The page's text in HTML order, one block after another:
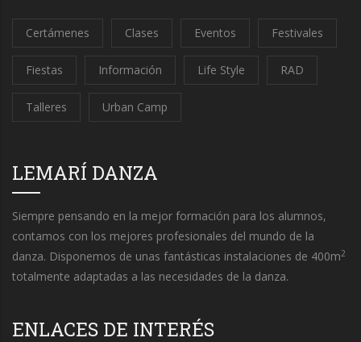
Certámenes Clases Eventos Festivales
Fiestas Información Life Style RAD
Talleres Urban Camp
LEMARÍ DANZA
Siempre pensando en la mejor formación para los alumnos,
contamos con los mejores profesionales del mundo de la
danza. Disponemos de unas fantásticas instalaciones de 400m2
totalmente adaptadas a las necesidades de la danza.
ENLACES DE INTERÉS